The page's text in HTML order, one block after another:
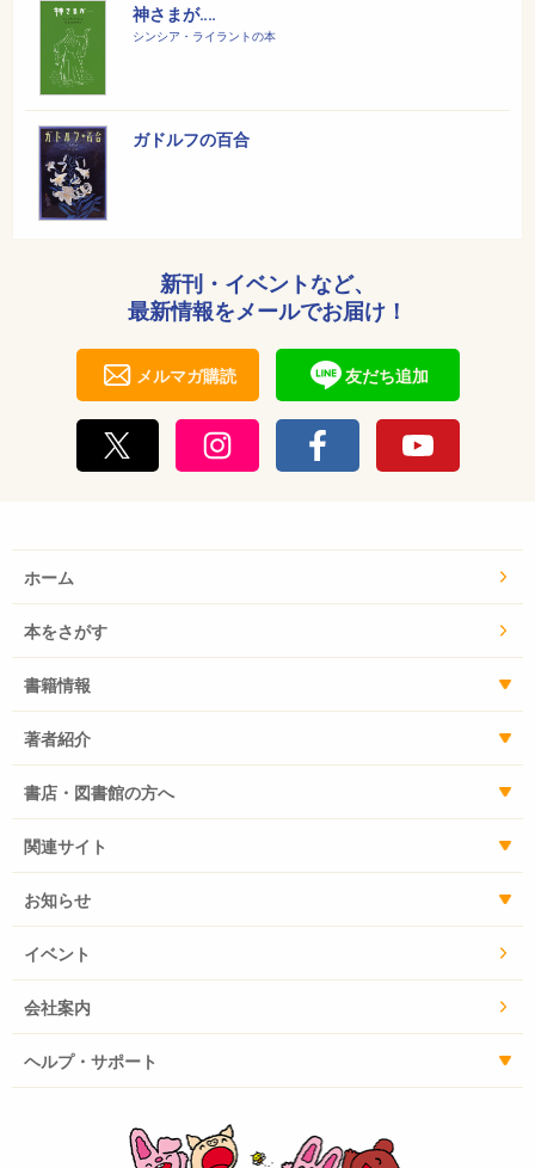
神さまが‥‥
シンシア・ライラントの本
ガドルフの百合
新刊・イベントなど、
最新情報をメールでお届け！
メルマガ購読 友だち追加
ホーム
本をさがす
書籍情報
著者紹介
書店・図書館の方へ
関連サイト
お知らせ
イベント
会社案内
ヘルプ・サポート